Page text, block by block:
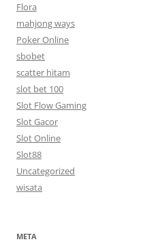
Flora
mahjong ways
Poker Online
sbobet
scatter hitam
slot bet 100
Slot Flow Gaming
Slot Gacor
Slot Online
Slot88
Uncategorized
wisata
META